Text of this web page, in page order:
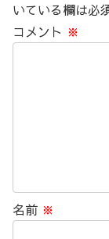
いている欄は必
コメント ※
名前 ※